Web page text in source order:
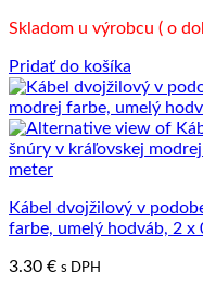
Skladom u výrobcu ( o
Pridať do košíka
Kábel dvojžilový v
farbe, umelý hodváb, 2 x
3.30 € s DPH